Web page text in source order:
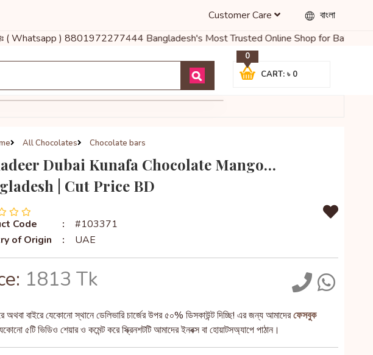
বাংলা
Customer Care
করুনঃ ( Whatsapp ) 8801972277444 Bangladesh's Most Trusted Online Shop for Baby Food,
CART: ৳ 0
0
All Chocolates Chocolate bars
Dubai Kunafa Chocolate Mango…
| Cut Price BD
Code :
#103371
of Origin
: UAE
1813 Tk
অথবা বাইরে যেকোনো স্থানে ডেলিভারি চার্জের উপর ৫০% ডিসকাউন্ট দিচ্ছি! এর জন্য আমাদেরফেসবুক
৫টি ভিডিও শেয়ার ও কমেন্ট করে স্ক্রিনশটটি আমাদের ইনবক্স বা হোয়াটসঅ্যাপে পাঠান।